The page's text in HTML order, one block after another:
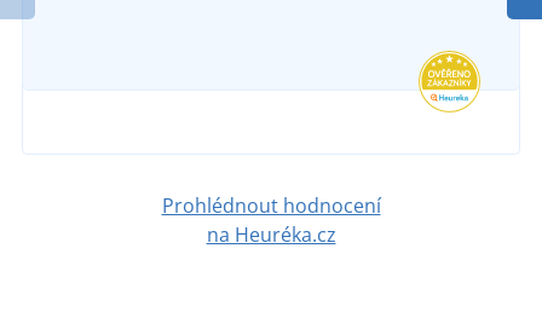
Prohlédnout hodnocení
na Heuréka.cz